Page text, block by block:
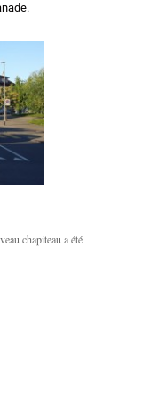
chapiteau a été